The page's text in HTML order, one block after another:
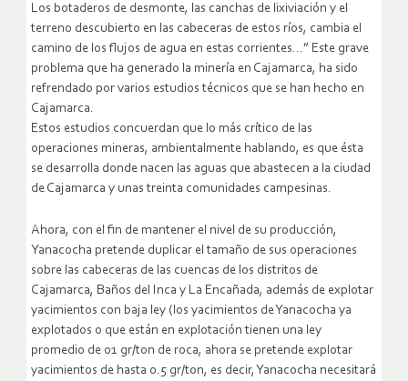
Los botaderos de desmonte, las canchas de lixiviación y el
terreno descubierto en las cabeceras de estos ríos, cambia el
camino de los flujos de agua en estas corrientes…” Este grave
problema que ha generado la minería en Cajamarca, ha sido
refrendado por varios estudios técnicos que se han hecho en
Cajamarca.
Estos estudios concuerdan que lo más crítico de las
operaciones mineras, ambientalmente hablando, es que ésta
se desarrolla donde nacen las aguas que abastecen a la ciudad
de Cajamarca y unas treinta comunidades campesinas.
Ahora, con el fin de mantener el nivel de su producción,
Yanacocha pretende duplicar el tamaño de sus operaciones
sobre las cabeceras de las cuencas de los distritos de
Cajamarca, Baños del Inca y La Encañada, además de explotar
yacimientos con baja ley (los yacimientos de Yanacocha ya
explotados o que están en explotación tienen una ley
promedio de 01 gr/ton de roca, ahora se pretende explotar
yacimientos de hasta 0.5 gr/ton, es decir, Yanacocha necesitará